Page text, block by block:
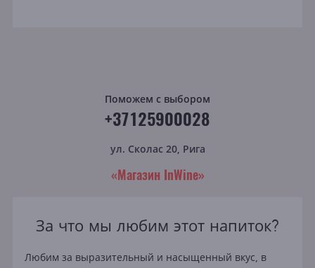
Поможем с выбором
+37125900028
ул. Сколас 20, Рига
«Магазин InWine»
За что мы любим этот напиток?
Любим за выразительный и насыщенный вкус, в